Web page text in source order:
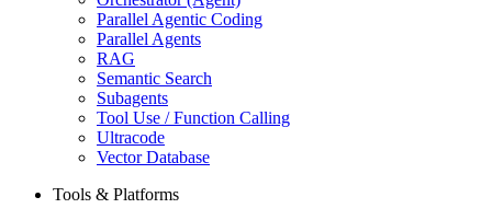
Parallel Agentic Coding
Parallel Agents
RAG
Semantic Search
Subagents
Tool Use / Function Calling
Ultracode
Vector Database
Tools & Platforms